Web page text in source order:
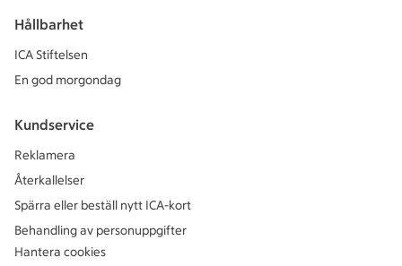
Hållbarhet
ICA Stiftelsen
En god morgondag
Kundservice
Reklamera
Återkallelser
Spärra eller beställ nytt ICA-kort
Behandling av personuppgifter
Hantera cookies